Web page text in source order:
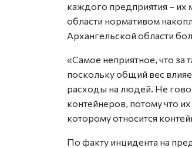
каждого предприятия – их
области нормативом
Архангельской области
«Самое неприятное, что за
поскольку общий вес
расходы на людей. Не
контейнеров, потому что
которому относится
По факту инцидента на